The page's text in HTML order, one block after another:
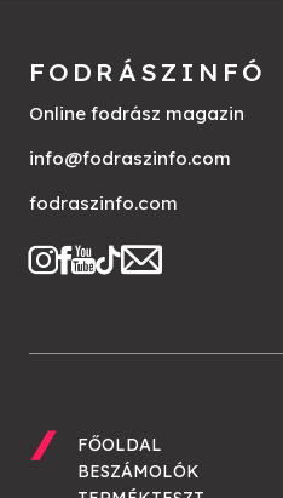
FODRÁSZINFÓ
Online fodrász magazin
info@fodraszinfo.com
fodraszinfo.com
FŐOLDAL
BESZÁMOLÓK